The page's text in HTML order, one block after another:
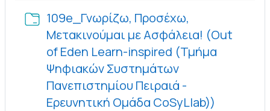
109e_Γνωρίζω, Προσέχω,
Μετακινούμαι με Ασφάλεια! (Out
of Eden Learn-inspired (Τμήμα
Ψηφιακών Συστημάτων
Πανεπιστημίου Πειραιά -
Ερευνητική Ομάδα CoSyLlab))